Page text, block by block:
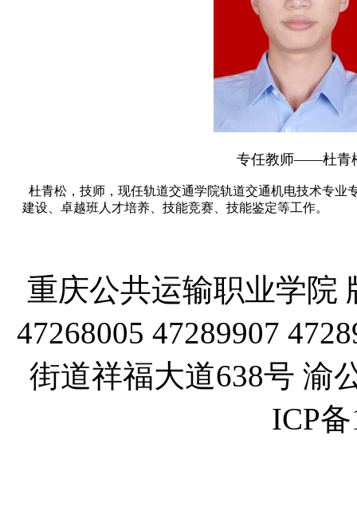
专任教师——杜青
杜青松，技师，现任轨道交通学院轨道交通机电技术专业
建设、卓越班人才培养、技能竞赛、技能鉴定等工作。
重庆公共运输职业学院
47268005 47289907
街道祥福大道638号 渝
ICP